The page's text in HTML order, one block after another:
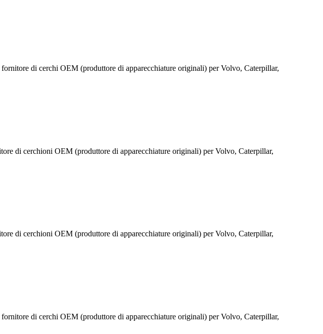
di cerchi OEM (produttore di apparecchiature originali) per Volvo, Caterpillar,
di cerchioni OEM (produttore di apparecchiature originali) per Volvo, Caterpillar,
di cerchioni OEM (produttore di apparecchiature originali) per Volvo, Caterpillar,
di cerchi OEM (produttore di apparecchiature originali) per Volvo, Caterpillar,